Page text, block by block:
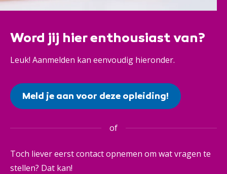
Word jij hier enthousiast van?
Leuk! Aanmelden kan eenvoudig hieronder.
Meld je aan voor deze opleiding!
of
Toch liever eerst contact opnemen om wat vragen te
stellen? Dat kan!